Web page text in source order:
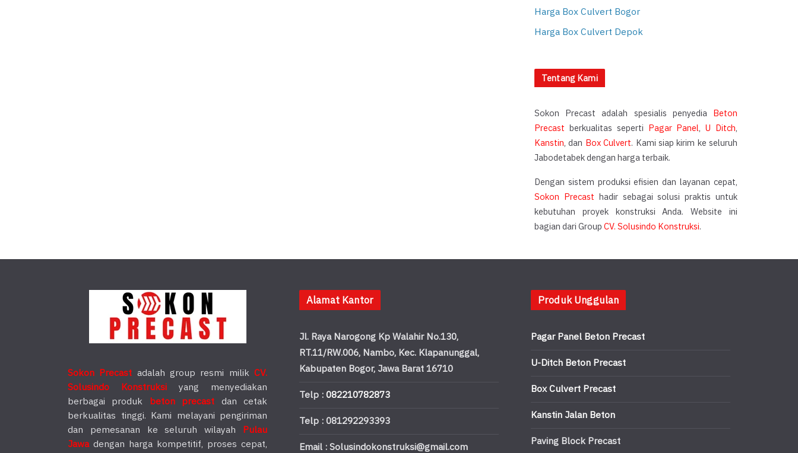
Harga Box Culvert Bogor
Harga Box Culvert Depok
Tentang Kami
Sokon Precast adalah spesialis penyedia Beton
Precast berkualitas seperti Pagar Panel,U Ditch,
Kanstin, dan Box Culvert. Kami siap kirim ke seluruh
Jabodetabek dengan harga terbaik.
Dengan sistem produksi efisien dan layanan cepat,
Sokon Precast hadir sebagai solusi praktis untuk
kebutuhan proyek konstruksi Anda. Website ini
bagian dari GroupCV. Solusindo Konstruksi.
Sokon Precast adalah group resmi milikCV.
Solusindo Konstruksi yang menyediakan
berbagai produk beton precast dan cetak
berkualitas tinggi. Kami melayani pengiriman
dan pemesanan ke seluruh wilayah Pulau
Jawadengan harga kompetitif, proses cepat,
Alamat Kantor
Jl. Raya Narogong Kp Walahir No.130,
RT.11/RW.006, Nambo, Kec. Klapanunggal,
Kabupaten Bogor, Jawa Barat 16710
Telp :082210782873
Telp : 081292293393
Email : Solusindokonstruksi@gmail.com
Produk Unggulan
Pagar Panel Beton Precast
U-Ditch Beton Precast
Box Culvert Precast
Kanstin Jalan Beton
Paving Block Precast